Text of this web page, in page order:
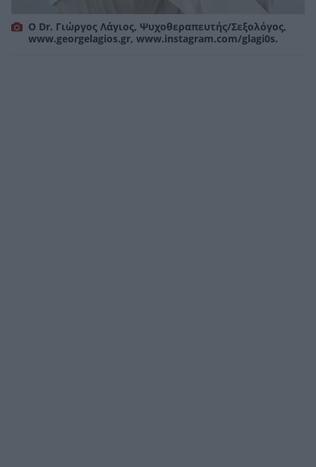
Ο Dr. Γιώργος Λάγιος, Ψυχοθεραπευτής/Σεξολόγος,
www.georgelagios.gr, www.instagram.com/glagi0s.